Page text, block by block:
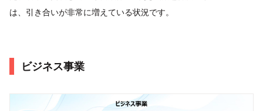
は、引き合いが非常に増えている状況です。
ビジネス事業